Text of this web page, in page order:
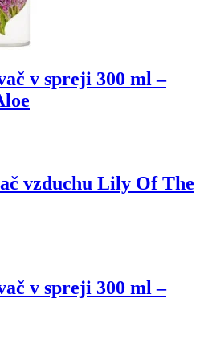
v spreji 300 ml –
vzduchu Lily Of The
v spreji 300 ml –